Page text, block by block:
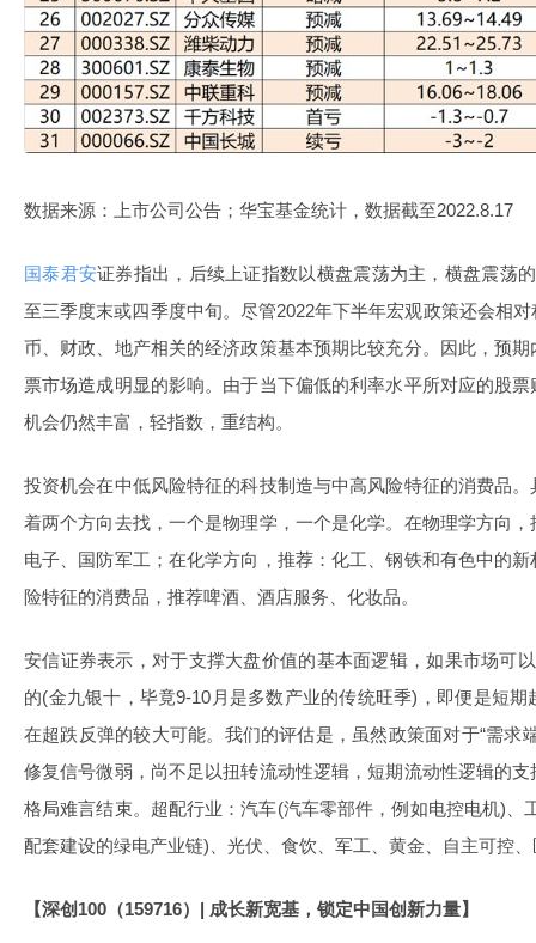
数据来源：上市公司公告；华宝基金统计，数据截至2022.8.17
国泰君安证券指出，后续上证指数以横盘震荡为主，横盘震荡
至三季度末或四季度中旬。尽管2022年下半年宏观政策还会相
币、财政、地产相关的经济政策基本预期比较充分。因此，预
票市场造成明显的影响。由于当下偏低的利率水平所对应的股
机会仍然丰富，轻指数，重结构。
投资机会在中低风险特征的科技制造与中高风险特征的消费品
着两个方向去找，一个是物理学，一个是化学。在物理学方向
电子、国防军工；在化学方向，推荐：化工、钢铁和有色中的
险特征的消费品，推荐啤酒、酒店服务、化妆品。
安信证券表示，对于支撑大盘价值的基本面逻辑，如果市场可
的(金九银十，毕竟9-10月是多数产业的传统旺季)，即便是短
在超跌反弹的较大可能。我们的评估是，虽然政策面对于“需求
修复信号微弱，尚不足以扭转流动性逻辑，短期流动性逻辑的
格局难言结束。超配行业：汽车(汽车零部件，例如电控电机)、
配套建设的绿电产业链)、光伏、食饮、军工、黄金、自主可控
【深创 100 （159716） | 成长新宽基，锁定中国创新力量】